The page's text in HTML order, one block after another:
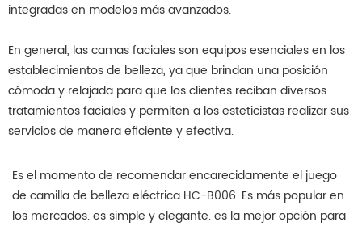
integradas en modelos más avanzados.
En general, las camas faciales son equipos esenciales en los
establecimientos de belleza, ya que brindan una posición
cómoda y relajada para que los clientes reciban diversos
tratamientos faciales y permiten a los esteticistas realizar sus
servicios de manera eficiente y efectiva.
Es el momento de recomendar encarecidamente el juego
de camilla de belleza eléctrica HC-B006. Es más popular en
los mercados. es simple y elegante. es la mejor opción para